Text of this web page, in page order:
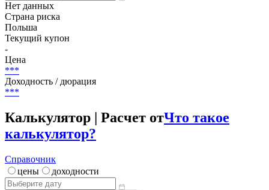
Нет данных
Страна риска
Польша
Текущий купон
-
Цена
***
Доходность / дюрация
***
Калькулятор | Расчет отЧто такое
калькулятор?
Справочник
цены
доходности